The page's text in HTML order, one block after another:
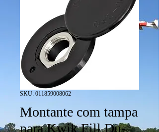
SKU: 011859008062
Montante com tampa
para Kwik Fill Du-